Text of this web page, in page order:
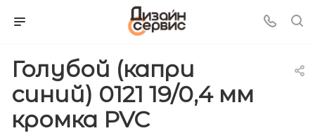
Голубой (капри
синий) 0121 19/0,4 мм
кромка PVC